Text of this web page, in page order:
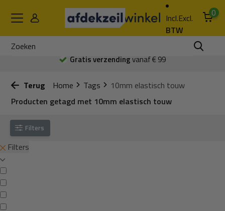
Incl.Excl.
BTW
0
Gratis verzendingvanaf € 99
Terug Home Tags
10mm elastisch touw
Producten getagd met 10mm elastisch touw
Filters
Filters